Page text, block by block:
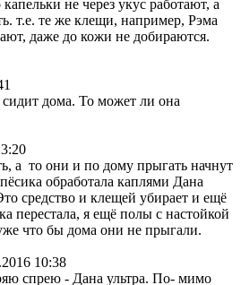
не через укус работают, а
т.е. те же клещи, например, Рэма
даже до кожи не добираются.
сидит дома. То может ли она
а то они и по дому прыгать начнут
обработала каплями Дана
средство и клещей убирает и ещё
перестала, я ещё полы с настойкой
что бы дома они не прыгали.
10:38
спрею - Дана ультра. По- мимо